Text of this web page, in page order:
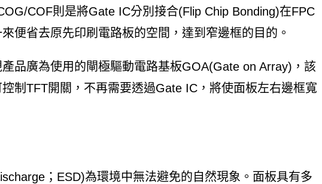
COF則是將Gate IC分別接合(Flip Chip Bonding)在FPC
便省去原先印刷電路板的空間，達到窄邊框的目的。
品廣為使用的閘極驅動電路基板GOA(Gate on Array)，該
制TFT開關，不再需要透過Gate IC，將使面板左右邊框寬
；ESD)為環境中無法避免的自然現象。面板具有多